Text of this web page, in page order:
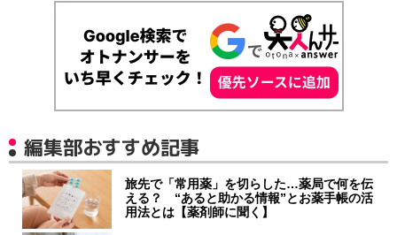
編集部おすすめ記事
旅先で「常用薬」を切らした…薬局で何を伝
える？ “あると助かる情報”とお薬手帳の活
用法とは【薬剤師に聞く】